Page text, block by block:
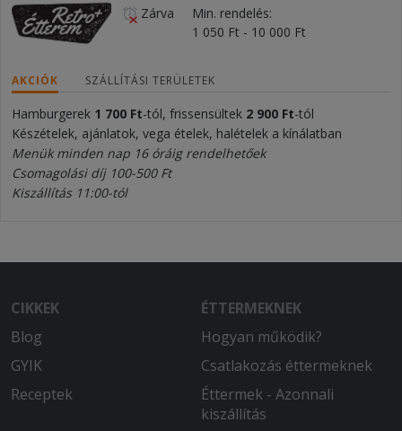
Zárva
Min. rendelés
1 050 Ft - 10 000 Ft
AKCIÓK SZÁLLÍTÁSI TERÜLETEK
Hamburgerek 1 700 Ft-tól, frissensültek 2 900 Ft-tól
Készételek, ajánlatok, vega ételek, halételek a kínálatban
Menük minden nap 16 óráig rendelhetőek
Csomagolási díj 100-500 Ft
Kiszállítás 11:00-tól
CIKKEK
Blog
GYIK
Receptek
ÉTTERMEKNEK
Hogyan működik?
Csatlakozás éttermeknek
Éttermek - Azonnali
kiszállítás